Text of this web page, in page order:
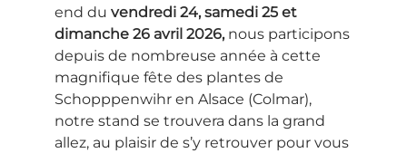
end du vendredi 24, samedi 25 et
dimanche 26 avril 2026, nous participons
depuis de nombreuse année à cette
magnifique fête des plantes de
Schopppenwihr en Alsace (Colmar),
notre stand se trouvera dans la grand
allez, au plaisir de s’y retrouver pour vous